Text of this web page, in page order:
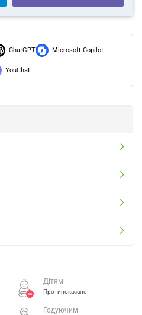
ChatGPT Microsoft Copilot
YouChat
Дітям
Протипоказано
Годуючим